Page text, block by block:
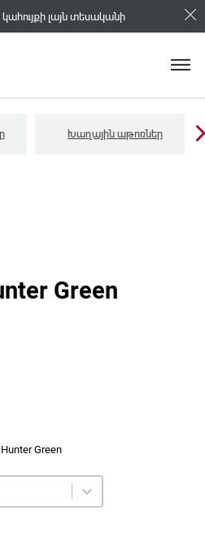
լայն տեսականի
Խաղային աթոռներ
Green
Hunter Green